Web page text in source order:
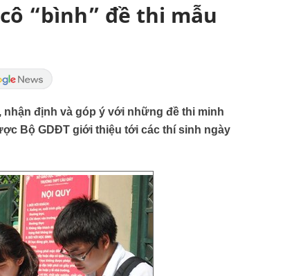
“bình” đề thi mẫu
định và góp ý với những đề thi minh
Bộ GDĐT giới thiệu tới các thí sinh ngày